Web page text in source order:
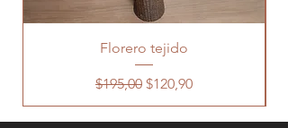
Florero tejido
Precio
$195,00 Precio de oferta
$120,90